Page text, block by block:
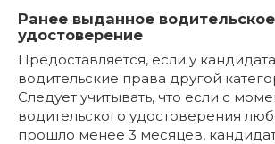
Ранее выданное водительское
удостоверение
Предоставляется, если у
водительские права другой
Следует учитывать, что если с
водительского удостоверения
прошло менее 3 месяцев,